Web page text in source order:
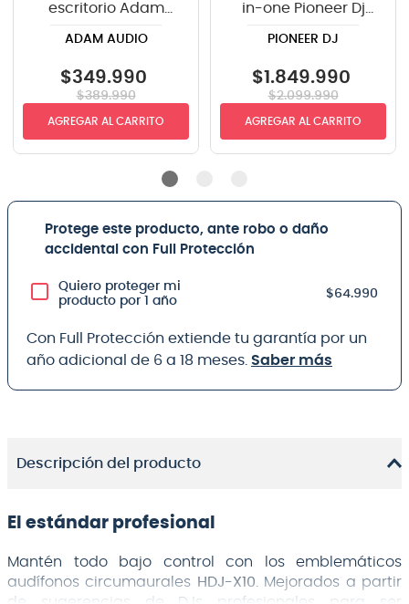
escritorio Adam
ADAM AUDIO
$349.990
$389.990
AGREGAR AL CARRITO
in-one Pioneer Dj
Duo
PIONEER DJ
$1 .849.990
$2.099.990
AGREGAR AL CARRITO
Protege este producto, ante robo o daño
accidental con Full Protección
Quiero proteger mi
producto por 1 año
$64.990
Con Full Protección extiende tu garantía por un
año adicional de 6 a 18 meses. Saber más
Descripción del producto
El estándar profesional
Mantén todo bajo control con los emblemáticos
audífonos circumaurales HDJ-X10.Mejorados a partir